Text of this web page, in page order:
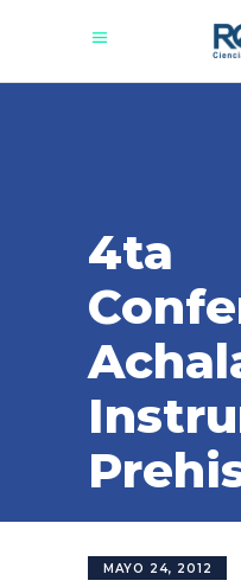
4ta
MAYO 24, 2012